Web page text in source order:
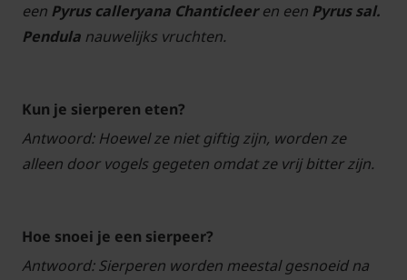
een Pyrus calleryana Chanticleeren een Pyrus sal.
Pendula nauwelijks vruchten.
Kun je sierperen eten?
Antwoord: Hoewel ze niet giftig zijn, worden ze
alleen door vogels gegeten omdat ze vrij bitter zijn.
Hoe snoei je een sierpeer?
Antwoord: Sierperen worden meestal gesnoeid na